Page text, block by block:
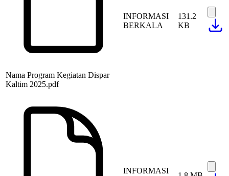
Nama Program Kegiatan Dispar
Kaltim 2025.pdf
INFORMASI
BERKALA
131.2
KB
INFORMASI